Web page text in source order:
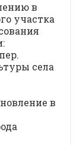
в
участка
села
в